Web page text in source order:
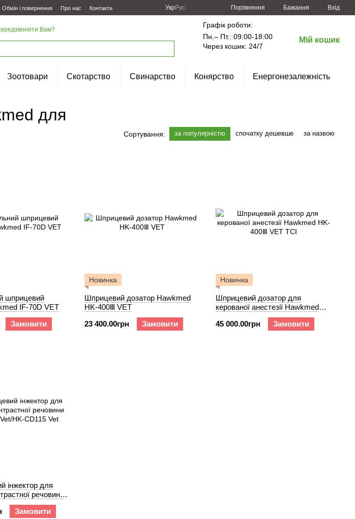
Обмін і повернення Про нас Контакти УкрРус Порівняння Бажання Вхід
Вам?
Графік роботи:
Пн.– Пт.: 09:00-18:00
Через кошик: 24/7
Мій кошик
Зоотовари Скотарство Свинарство Конярство Енергонезалежність
для
Сортування: за популярністю спочатку дешевше за назвою
шприцевий
IF-70D VET
Замовити
Новинка
Шприцевий дозатор Hawkmed
HK-400Ⅲ VET
23 400.00грн
Замовити
Новинка
Шприцевий дозатор для
керованої анестезії Hawkmed
HK-400Ⅲ VET TCI
45 000.00грн
Замовити
інжектор для
речовини
HK-CD115 Vet
Замовити